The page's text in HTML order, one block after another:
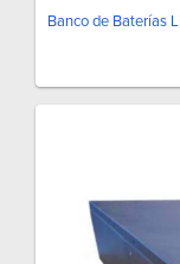
Banco de Baterías